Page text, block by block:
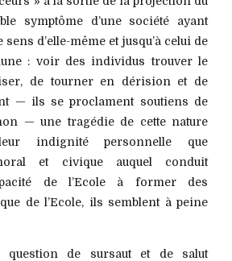
symptôme d’une société ayant
d’elle-même et jusqu’à celui de
: voir des individus trouver le
de tourner en dérision et de
— ils se proclament soutiens de
— une tragédie de cette nature
indignité personnelle que
et civique auquel conduit
de l’Ecole à former des
de l’Ecole, ils semblent à peine
question de sursaut et de salut